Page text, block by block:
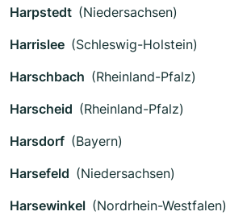
Harpstedt (Niedersachsen)
Harrislee (Schleswig-Holstein)
Harschbach (Rheinland-Pfalz)
Harscheid (Rheinland-Pfalz)
Harsdorf (Bayern)
Harsefeld (Niedersachsen)
Harsewinkel (Nordrhein-Westfalen)